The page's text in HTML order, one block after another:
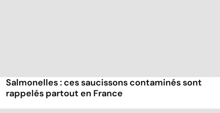
Salmonelles : ces saucissons contaminés sont
rappelés partout en France